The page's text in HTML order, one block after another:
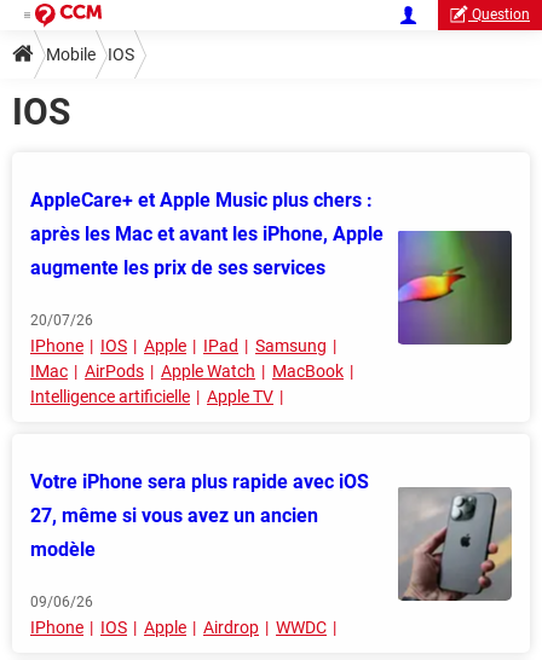
Question
Mobile IOS
IOS
AppleCare+ et Apple Music plus chers :
après les Mac et avant les iPhone, Apple
augmente les prix de ses services
20/07/26
IPhone IOS Apple IPad
Samsung
IMac
AirPods Apple Watch
MacBook
Intelligence artificielle
Apple TV
Votre iPhone sera plus rapide avec iOS
27, même si vous avez un ancien
modèle
09/06/26
IPhone IOS Apple Airdrop WWDC